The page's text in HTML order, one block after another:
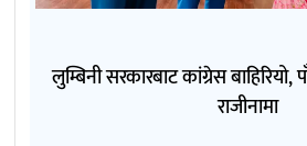
लुम्बिनी सरकारबाट कांग्रेस बाहिरियो,
राजीनामा